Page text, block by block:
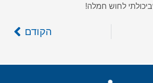
לחוש חמלה!
הקודם